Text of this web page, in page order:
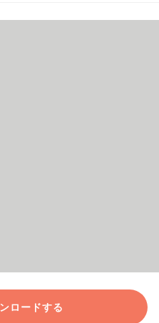
ロードする